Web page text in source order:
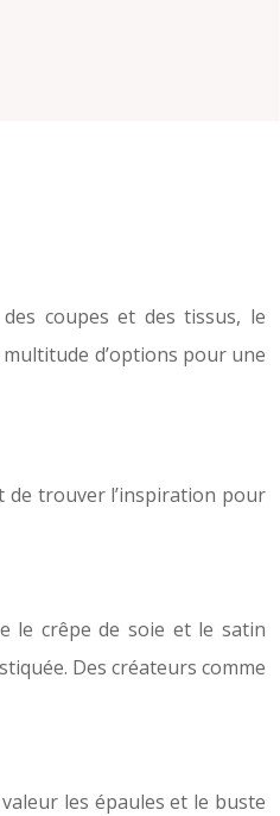
coupes et des tissus, le
d’options pour une
de trouver l’inspiration pour
le crêpe de soie et le satin
Des créateurs comme
les épaules et le buste